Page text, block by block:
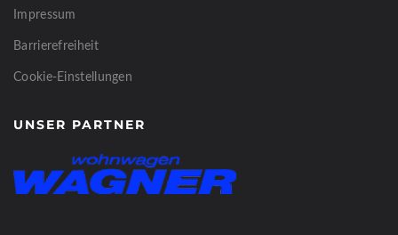
Impressum
Barrierefreiheit
Cookie-Einstellungen
UNSER PARTNER